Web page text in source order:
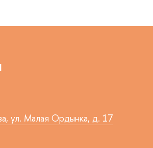
ул. Малая Ордынка, д. 17